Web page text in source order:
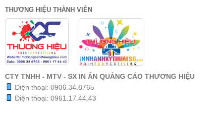
THƯƠNG HIỆU THÀNH VIÊN
CTY TNHH - MTV - SX IN ẤN QUẢNG CÁO THƯƠNG HIỆU
Điện thoại: 0906.34.8765
Điện thoại: 0961.17.44.43